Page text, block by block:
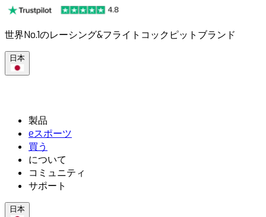
世界No.1のレーシング&フライトコックピットブランド
日本
製品
eスポーツ
買う
について
コミュニティ
サポート
日本